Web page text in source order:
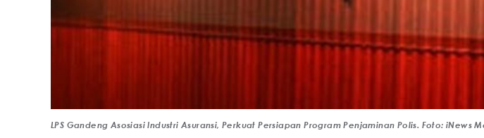
LPS Gandeng Asosiasi Industri Asuransi, Perkuat Persiapan Program Penjaminan Polis. Foto: iNews